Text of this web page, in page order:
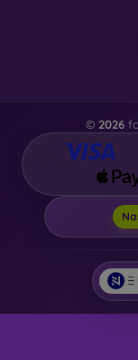
© 2026